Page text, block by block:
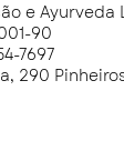
e Ayurveda
90
7697
290